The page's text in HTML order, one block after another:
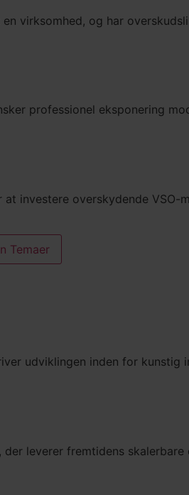
virksomhed, og har
professionel eksponering
investere overskydende VSO-
Temaer
udviklingen inden for kunstig
leverer fremtidens skalerbare